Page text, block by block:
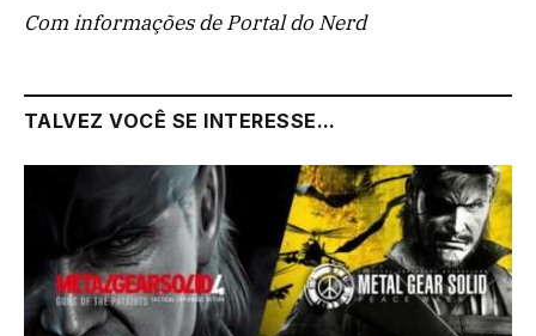
Com informações de Portal do Nerd
TALVEZ VOCÊ SE INTERESSE...